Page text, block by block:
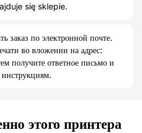
się sklepie.
заказ по электронной почте.
во вложении на адрес:
получите ответное письмо и
инструкциям.
этого принтера